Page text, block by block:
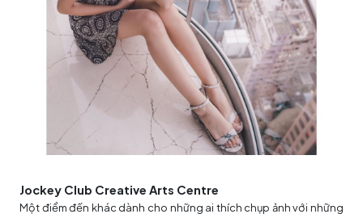
Jockey Club Creative Arts Centre
Một điểm đến khác dành cho những ai thích chụp ảnh với những